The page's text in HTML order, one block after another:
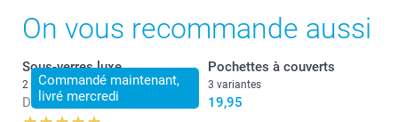
On vous recommande aussi
Commandé maintenant,
livré mercredi
Sous-verres luxe
2 variantes
Dès 31,95
Pochettes à couverts
3 variantes
19,95